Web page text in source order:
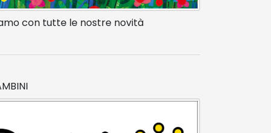
con tutte le nostre novità